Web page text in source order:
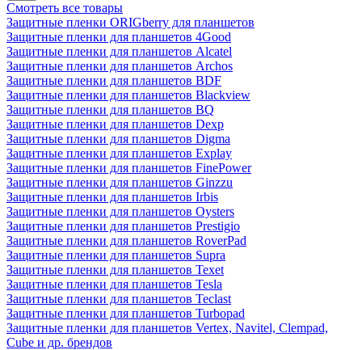
Смотреть все товары
Защитные пленки ORIGberry для планшетов
Защитные пленки для планшетов 4Good
Защитные пленки для планшетов Alcatel
Защитные пленки для планшетов Archos
Защитные пленки для планшетов BDF
Защитные пленки для планшетов Blackview
Защитные пленки для планшетов BQ
Защитные пленки для планшетов Dexp
Защитные пленки для планшетов Digma
Защитные пленки для планшетов Explay
Защитные пленки для планшетов FinePower
Защитные пленки для планшетов Ginzzu
Защитные пленки для планшетов Irbis
Защитные пленки для планшетов Oysters
Защитные пленки для планшетов Prestigio
Защитные пленки для планшетов RoverPad
Защитные пленки для планшетов Supra
Защитные пленки для планшетов Texet
Защитные пленки для планшетов Tesla
Защитные пленки для планшетов Teclast
Защитные пленки для планшетов Turbopad
Защитные пленки для планшетов Vertex, Navitel, Clempad,
Cube и др. брендов